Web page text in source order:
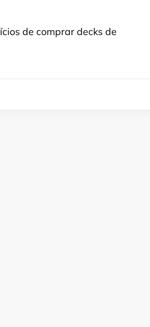
de comprar decks de